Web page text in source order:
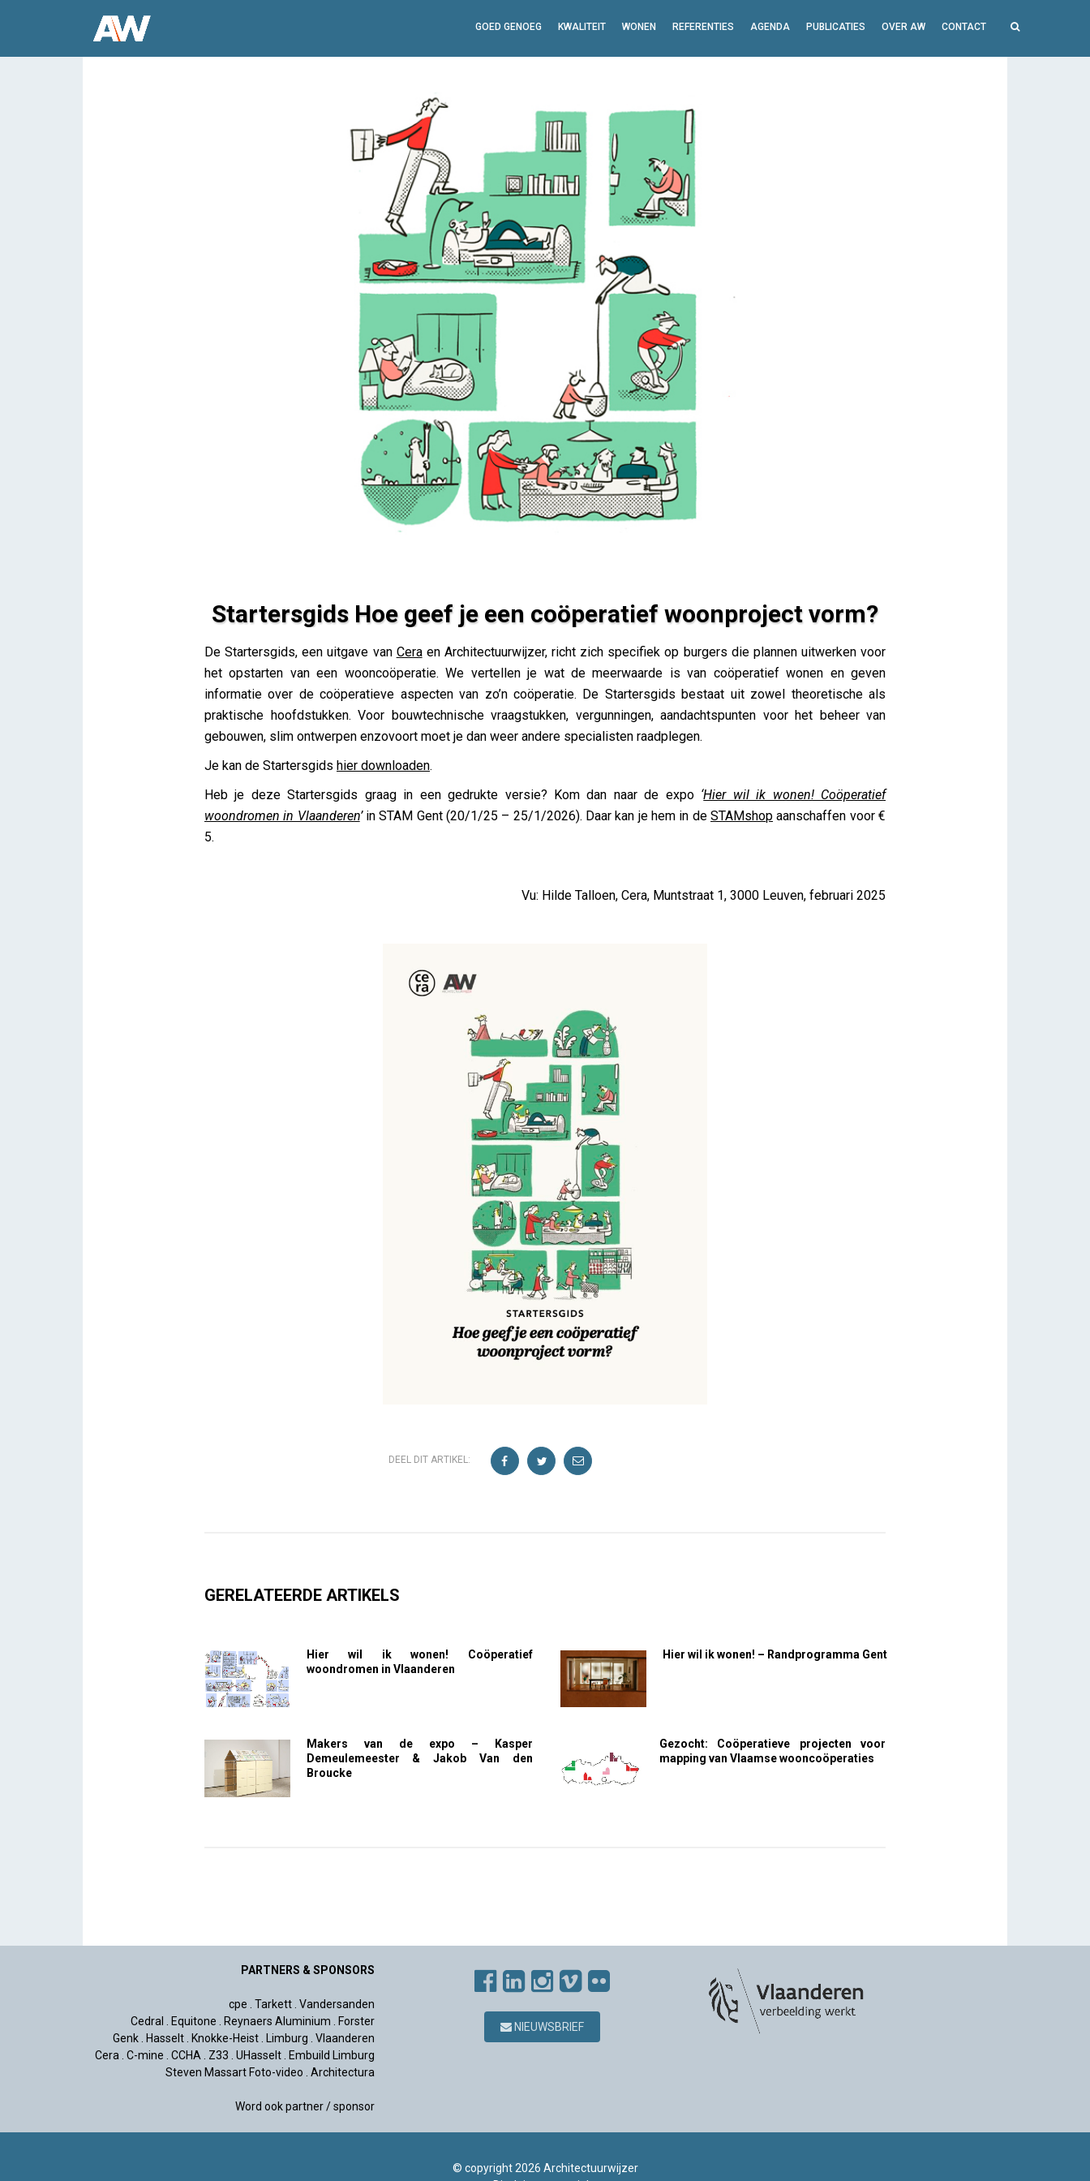
GOED GENOEG KWALITEIT WONEN REFERENTIES AGENDA PUBLICATIES OVER AW CONTACT
Startersgids Hoe geef je een coöperatief woonproject vorm?
Startersgids Hoe geef je een coöperatief woonproject vorm?
Lieve Drooghmans
De Startersgids, een uitgave van Ceraen Architectuurwijzer, richt zich specifiek op burgers die plannen uitwerken voor
het opstarten van een wooncoöperatie. We vertellen je wat de meerwaarde is van coöperatief wonen en geven
informatie over de coöperatieve aspecten van zo’n coöperatie. De Startersgids bestaat uit zowel theoretische als
praktische hoofdstukken. Voor bouwtechnische vraagstukken, vergunningen, aandachtspunten voor het beheer van
gebouwen, slim ontwerpen enzovoort moet je dan weer andere specialisten raadplegen.
Je kan de Startersgids hier downloaden.
Heb je deze Startersgids graag in een gedrukte versie? Kom dan naar de expo ‘Hier wil ik wonen! Coöperatief
woondromen in Vlaanderen’in STAM Gent (20/1/25 – 25/1/2026). Daar kan je hem in deSTAMshop aanschaffen voor €
5.
Vu: Hilde Talloen, Cera, Muntstraat 1, 3000 Leuven, februari 2025
DEEL DIT ARTIKEL:
GERELATEERDE ARTIKELS
Hier wil ik wonen! Coöperatief
woondromen in Vlaanderen
Hier wil ik wonen! – Randprogramma Gent
Makers van de expo – Kasper
Demeulemeester & Jakob Van den
Broucke
Gezocht: Coöperatieve projecten voor
mapping van Vlaamse wooncoöperaties
PARTNERS & SPONSORS
cpe Tarkett Vandersanden
Cedral
Equitone Reynaers Aluminium
Forster
Genk
Hasselt Knokke-Heist Limburg
Vlaanderen
Cera
C-mine CCHA Z33 UHasselt
Embuild Limburg
Steven Massart Foto-video
Architectura
Word ook partner / sponsor
NIEUWSBRIEF
© copyright 2026 Architectuurwijzer